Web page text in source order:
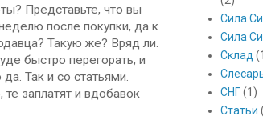
Представьте, что вы
после покупки, да к
Такую же? Вряд ли.
быстро перегорать, и
Так и со статьями.
заплатят и вдобавок
Сила
Сила
Склад
СНГ (1)
Статьи